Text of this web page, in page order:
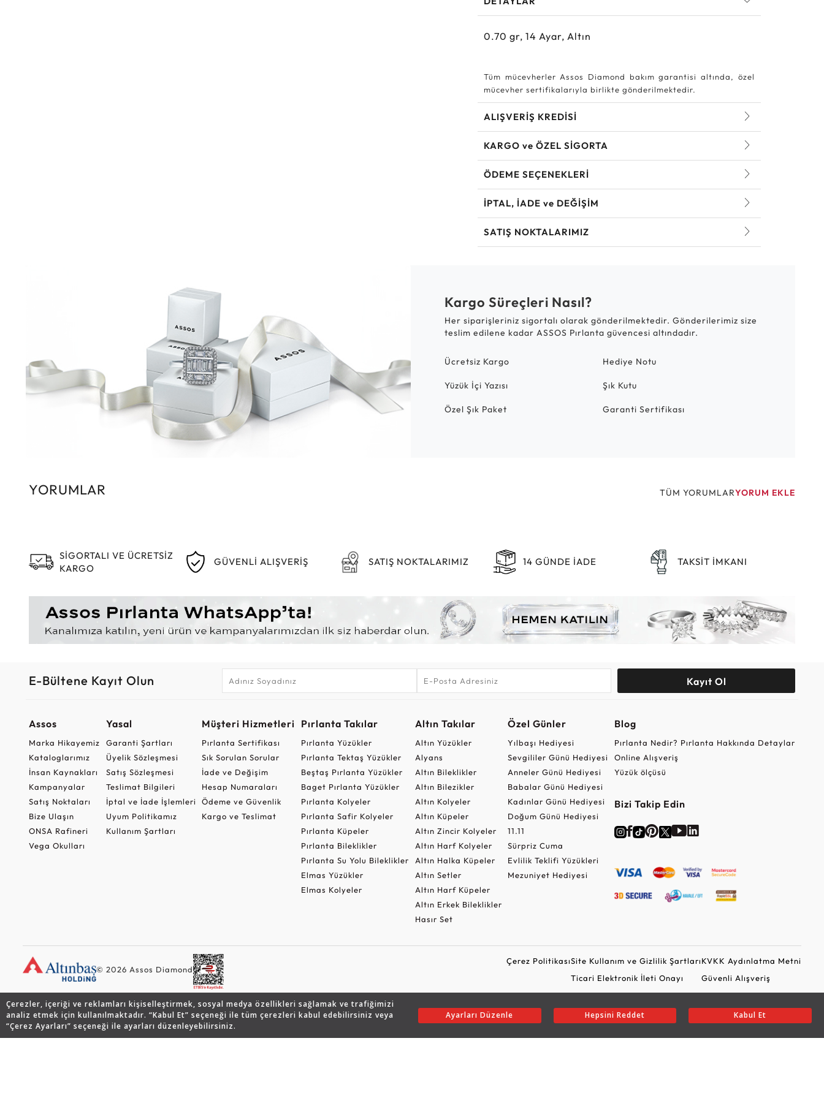
Çerezler, içeriği ve reklamları kişiselleştirmek, sosyal medya özellikleri sağlamak ve trafiğimizi
analiz etmek için kullanılmaktadır. “Kabul Et” seçeneği ile tüm çerezleri kabul edebilirsiniz veya
“Çerez Ayarları” seçeneği ile ayarları düzenleyebilirsiniz.
Ayarları Düzenle Hepsini Reddet Kabul Et
0.70gr,14Ayar, Altın
Tüm mücevherler Assos Diamond bakım garantisi altında, özel
mücevher sertifikalarıyla birlikte gönderilmektedir.
ALIŞVERİŞ KREDİSİ
KARGO ve ÖZEL SİGORTA
ÖDEME SEÇENEKLERİ
İPTAL, İADE ve DEĞİŞİM
SATIŞ NOKTALARIMIZ
Kargo Süreçleri Nasıl?
Her siparişleriniz sigortalı olarak gönderilmektedir. Gönderilerimiz size
teslim edilene kadar ASSOS Pırlanta güvencesi altındadır.
Ücretsiz Kargo Hediye Notu
Yüzük İçi Yazısı Şık Kutu
Özel Şık Paket Garanti Sertifikası
YORUMLAR TÜM YORUMLARYORUM EKLE
SİGORTALI VE ÜCRETSİZ
KARGO
GÜVENLİ ALIŞVERİŞ SATIŞ NOKTALARIMIZ 14 GÜNDE İADE TAKSİT İMKANI
E-Bültene Kayıt Olun Kayıt Ol
Assos
Marka Hikayemiz
Kataloglarımız
İnsan Kaynakları
Kampanyalar
Satış Noktaları
Bize Ulaşın
ONSA Rafineri
Vega Okulları
Yasal
Garanti Şartları
Üyelik Sözleşmesi
Satış Sözleşmesi
Teslimat Bilgileri
İptal ve İade İşlemleri
Uyum Politikamız
Kullanım Şartları
Müşteri Hizmetleri
Pırlanta Sertifikası
Sık Sorulan Sorular
İade ve Değişim
Hesap Numaraları
Ödeme ve Güvenlik
Kargo ve Teslimat
Pırlanta Takılar
Pırlanta Yüzükler
Pırlanta Tektaş Yüzükler
Beştaş Pırlanta Yüzükler
Baget Pırlanta Yüzükler
Pırlanta Kolyeler
Pırlanta Safir Kolyeler
Pırlanta Küpeler
Pırlanta Bileklikler
Pırlanta Su Yolu Bileklikler
Elmas Yüzükler
Elmas Kolyeler
Altın Takılar
Altın Yüzükler
Alyans
Altın Bileklikler
Altın Bilezikler
Altın Kolyeler
Altın Küpeler
Altın Zincir Kolyeler
Altın Harf Kolyeler
Altın Halka Küpeler
Altın Setler
Altın Harf Küpeler
Altın Erkek Bileklikler
Hasır Set
Özel Günler
Yılbaşı Hediyesi
Sevgililer Günü Hediyesi
Anneler Günü Hediyesi
Babalar Günü Hediyesi
Kadınlar Günü Hediyesi
Doğum Günü Hediyesi
11.11
Sürpriz Cuma
Evlilik Teklifi Yüzükleri
Mezuniyet Hediyesi
Blog
Pırlanta Nedir? Pırlanta Hakkında Detaylar
Online Alışveriş
Yüzük ölçüsü
Bizi Takip Edin
© 2026 Assos Diamond
Çerez PolitikasıSite Kullanım ve Gizlilik Şartları
Ticari Elektronik İleti Onayı
KVKK Aydınlatma Metni
Güvenli Alışveriş
Copyright © 2026 Assos Pırlanta - Bu sitenin tüm hakları saklıdır.